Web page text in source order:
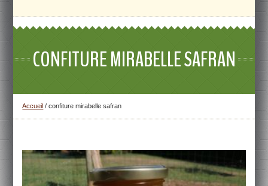
CONFITURE MIRABELLE SAFRAN
Accueil /confiture mirabelle safran